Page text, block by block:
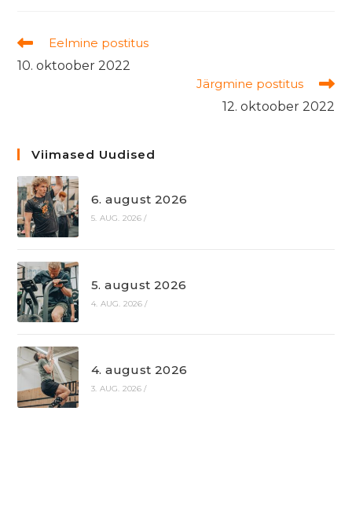
Read
more
articles
Eelmine postitus
10. oktoober 2022
Järgmine postitus
12. oktoober 2022
Viimased Uudised
6. august 2026
5. AUG. 2026 /
5. august 2026
4. AUG. 2026 /
4. august 2026
3. AUG. 2026 /